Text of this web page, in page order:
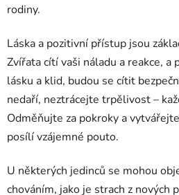
rodiny.
Láska a pozitivní přístup jsou
Zvířata cítí vaši náladu a reakce, a
lásku a klid, budou se cítit
nedaří, neztrácejte trpělivost –
Odměňujte za pokroky a
posílí vzájemné pouto.
U některých jedinců se mohou
chováním, jako je strach z nových